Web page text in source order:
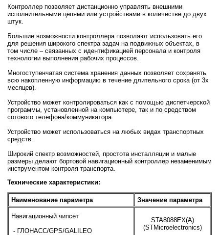
Контроллер позволяет дистанционно управлять внешними
исполнительными цепями или устройствами в количестве до двух
штук.
Большие возможности контроллера позволяют использовать его
для решения широкого спектра задач на подвижных объектах, в
том числе – связанных с идентификацией персонала и контроля
технологии выполнения рабочих процессов.
Многоступенчатая система хранения данных позволяет сохранять
всю накопленную информацию в течение длительного срока (от 3х
месяцев).
Устройство может контролироваться как с помощью диспетчерской
программы, установленной на компьютере, так и по средством
сотового телефона/коммуникатора.
Устройство может использоваться на любых видах транспортных
средств.
Широкий спектр возможностей, простота инсталляции и малые
размеры делают бортовой навигационный контроллер незаменимым
инструментом контроля транспорта.
Технические характеристики:
Наименование параметра Значение параметра
Навигационный чипсет
- ГЛОНАСС/GPS/GALILEO
STA8088EX(А)
(STMicroelectronics)